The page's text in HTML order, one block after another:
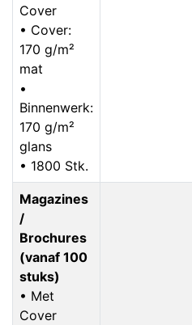
Cover
• Cover:
170 g/m²
mat
•
Binnenwerk:
170 g/m²
glans
• 1800 Stk.
Magazines
/
Brochures
(vanaf 100
stuks)
• Met
Cover